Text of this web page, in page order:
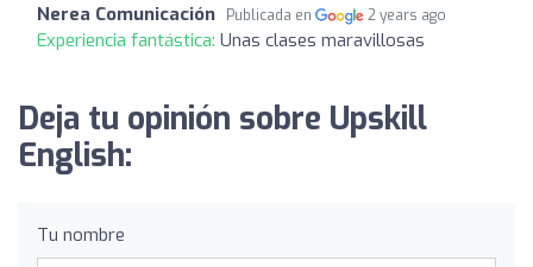
Nerea Comunicación Publicada en 2 years ago
Experiencia fantástica: Unas clases maravillosas
Deja tu opinión sobre Upskill
English:
Tu nombre